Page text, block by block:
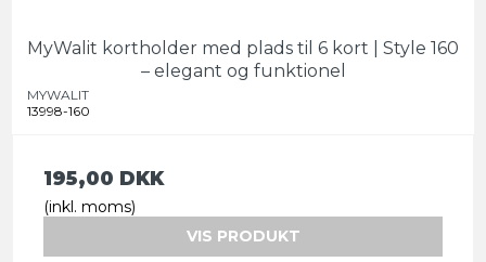
MyWalit kortholder med plads til 6 kort | Style 160
– elegant og funktionel
MYWALIT
13998-160
195,00 DKK
(inkl. moms)
VIS PRODUKT